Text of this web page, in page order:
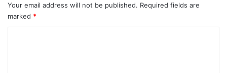
Your email address will not be published. Required fields are
marked *